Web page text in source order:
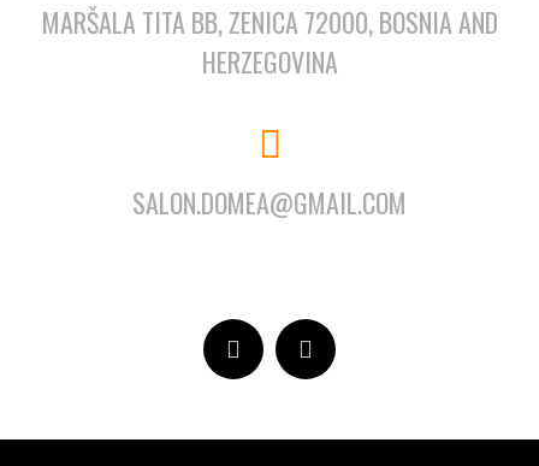
MARŠALA TITA BB, ZENICA 72000, BOSNIA AND
HERZEGOVINA
SALON.DOMEA@GMAIL.COM